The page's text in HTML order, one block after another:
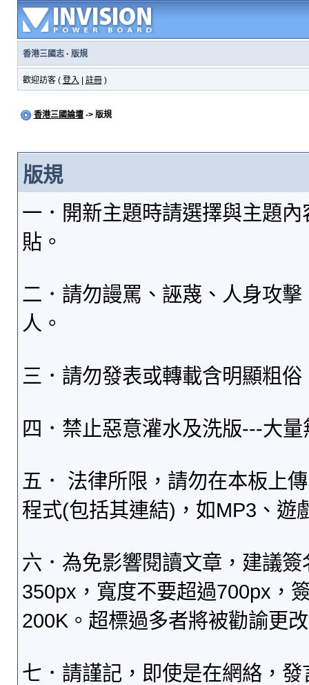
香港三國志· 版規
歡迎訪客 ( 登入 註冊)
香港三國論壇-> 版規
版規
一．開新主題時請選擇與主題
貼。
二．請勿謾罵、誣蔑、人身攻
人。
三．請勿發表或轉載含明顯粗
四．禁止惡意灌水及洗版---大
五． 法律所限，請勿在本板上
程式(包括其連結)，如MP3、遊
六．為免影響閱讀文章，建議
350px，寬度不要超過700px，
200K。超標過多者將被勸諭更
七．請謹記，即使是在網絡，